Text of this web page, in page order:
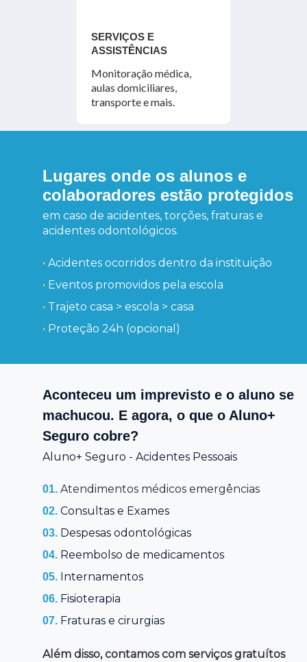
SERVIÇOS E
ASSISTÊNCIAS
Monitoração médica,
aulas domiciliares,
transporte e mais.
Lugares onde os alunos e
colaboradores estão protegidos
em caso de acidentes, torções, fraturas e
acidentes odontológicos.
• Acidentes ocorridos dentro da instituição
• Eventos promovidos pela escola
• Trajeto casa > escola > casa
• Proteção 24h (opcional)
Aconteceu um imprevisto e o aluno se
machucou. E agora, o que o Aluno+
Seguro cobre?
Aluno+ Seguro - Acidentes Pessoais
01. Atendimentos médicos emergências
02. Consultas e Exames
03. Despesas odontológicas
04. Reembolso de medicamentos
05. Internamentos
06. Fisioterapia
07. Fraturas e cirurgias
Além disso, contamos com serviços gratuítos